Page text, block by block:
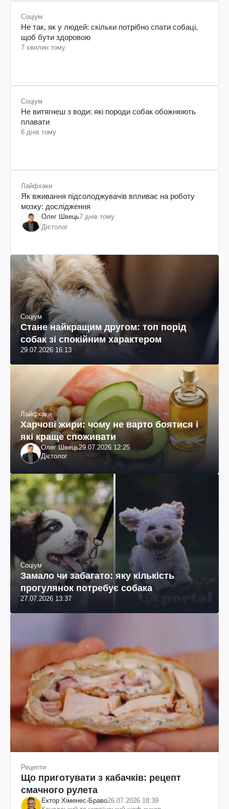
Соціум
Не так, як у людей: скільки потрібно спати собаці,
щоб бути здоровою
7 хвилин тому
Соціум
Не витягнеш з води: які породи собак обожнюють
плавати
6 днів тому
Лайфхаки
Як вживання підсолоджувачів впливає на роботу
мозку: дослідження
Олег Швець7 днів тому
Дієтолог
Соціум
Стане найкращим другом: топ порід
собак зі спокійним характером
29.07.2026 16:13
Лайфхаки
Харчові жири: чому не варто боятися і
які краще споживати
Олег Швець29.07.2026 12:25
Дієтолог
Соціум
Замало чи забагато: яку кількість
прогулянок потребує собака
27.07.2026 13:37
Рецепти
Що приготувати з кабачків: рецепт
смачного рулета
Ектор Хіменес-Браво26.07.2026 18:39